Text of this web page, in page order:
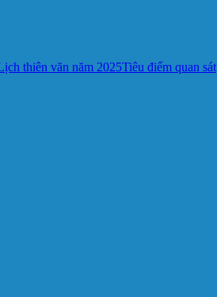
thiên văn năm 2025Tiêu điểm quan sát